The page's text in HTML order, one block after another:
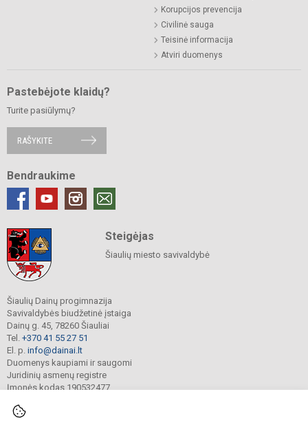
Korupcijos prevencija
Civilinė sauga
Teisinė informacija
Atviri duomenys
Pastebėjote klaidų?
Turite pasiūlymų?
RAŠYKITE
Bendraukime
Steigėjas
Šiaulių miesto savivaldybė
Šiaulių Dainų progimnazija
Savivaldybės biudžetinė įstaiga
Dainų g. 45, 78260 Šiauliai
Tel. +370 41 55 27 51
El. p. info@dainai.lt
Duomenys kaupiami ir saugomi
Juridinių asmenų registre
Įmonės kodas 190532477